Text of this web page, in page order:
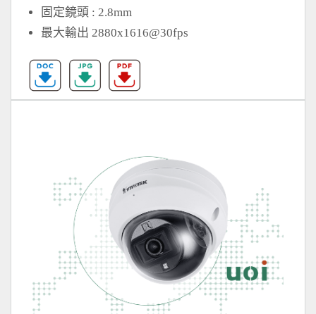
固定鏡頭 : 2.8mm
最大輸出 2880x1616@30fps